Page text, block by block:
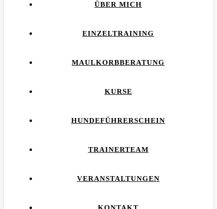
ÜBER MICH
EINZELTRAINING
MAULKORBBERATUNG
KURSE
HUNDEFÜHRERSCHEIN
TRAINERTEAM
VERANSTALTUNGEN